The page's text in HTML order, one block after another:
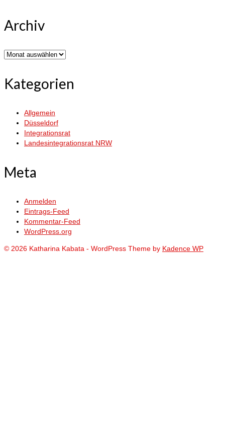
Archiv
Archiv
Kategorien
Allgemein
Düsseldorf
Integrationsrat
Landesintegrationsrat NRW
Meta
Anmelden
Eintrags-Feed
Kommentar-Feed
WordPress.org
© 2026 Katharina Kabata - WordPress Theme by Kadence WP